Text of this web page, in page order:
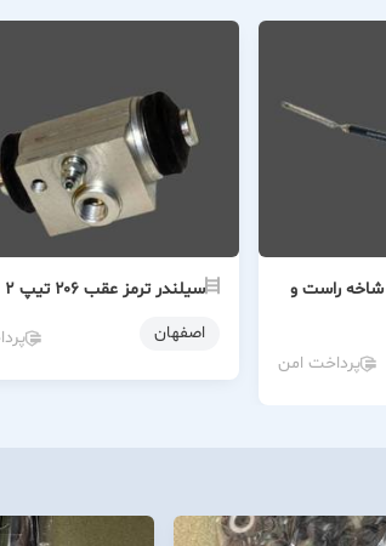
سیم ترمز دستی ۴۰۵ شاخه راست و
پرداخت امن
سیلندر ترمز عقب ۲۰۶ تیپ ۲
اصفهان